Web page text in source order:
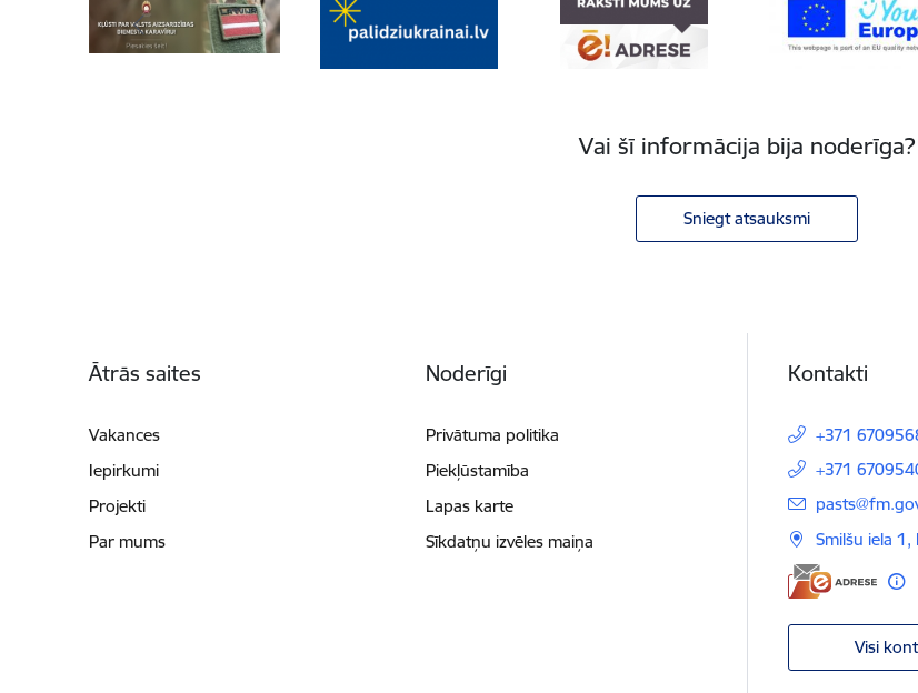
Vai šī informācija bija noderīga?
Sniegt atsauksmi
Ātrās saites
Vakances
Iepirkumi
Projekti
Par mums
Noderīgi
Privātuma politika
Piekļūstamība
Lapas karte
Sīkdatņu izvēles maiņa
Kontakti
+371
+371
E-pasts:
Smilšu iela 1,
Visi